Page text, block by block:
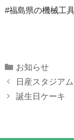
#福島県の機械工
Categories
お知らせ
日産スタジアム
誕生日ケーキ